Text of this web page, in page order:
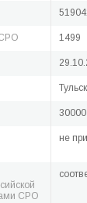
СРО 1499
30000
не
СРО